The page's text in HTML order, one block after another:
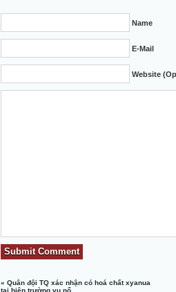
Name
E-Mail
Website
«Quân đội TQ xác nhận có hoá chất xyanua
tại hiện trường vụ nổ